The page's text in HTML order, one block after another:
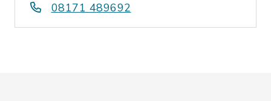
08171 489692